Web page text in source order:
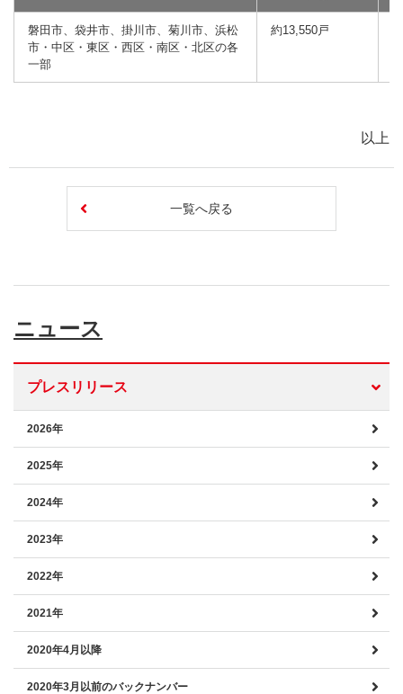
磐田市、袋井市、掛川市、菊川市、浜松
市・中区・東区・西区・南区・北区の各
一部
約13,550戸
以上
一覧へ戻る
ニュース
プレスリリース
2026年
2025年
2024年
2023年
2022年
2021年
2020年4月以降
2020年3月以前のバックナンバー